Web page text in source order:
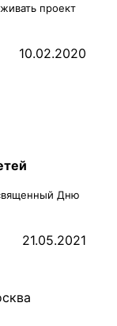
проект
10.02.2020
Дню
21.05.2021